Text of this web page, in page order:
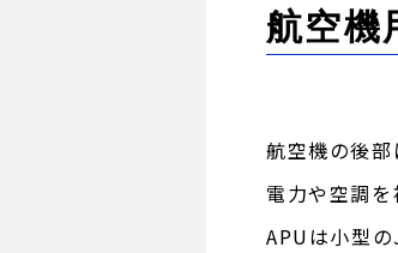
航空機
航空機の後
電力や空調を
APUは小型